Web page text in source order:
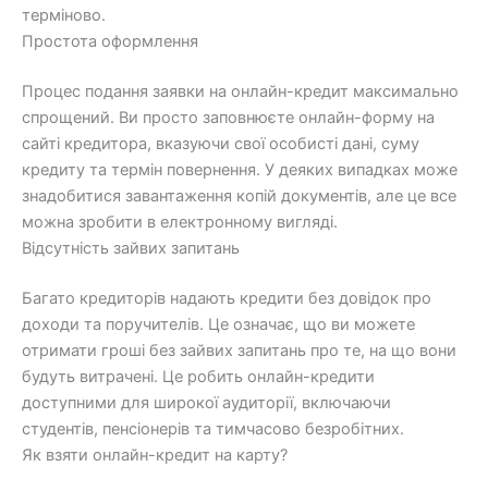
терміново.
Простота оформлення
Процес подання заявки на онлайн-кредит максимально
спрощений. Ви просто заповнюєте онлайн-форму на
сайті кредитора, вказуючи свої особисті дані, суму
кредиту та термін повернення. У деяких випадках може
знадобитися завантаження копій документів, але це все
можна зробити в електронному вигляді.
Відсутність зайвих запитань
Багато кредиторів надають кредити без довідок про
доходи та поручителів. Це означає, що ви можете
отримати гроші без зайвих запитань про те, на що вони
будуть витрачені. Це робить онлайн-кредити
доступними для широкої аудиторії, включаючи
студентів, пенсіонерів та тимчасово безробітних.
Як взяти онлайн-кредит на карту?